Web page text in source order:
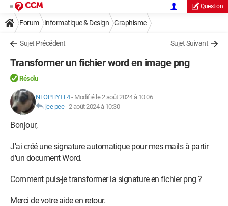
Question
Forum Informatique & Design Graphisme
Sujet Précédent Sujet Suivant
Transformer un fichier word en image png
Résolu
NEOPHYTE4- Modifié le 2 août 2024 à 10:06
jee pee-2 août 2024 à 10:30
Bonjour,
J'ai créé une signature automatique pour mes mails à partir
d'un document Word.
Comment puis-je transformer la signature en fichier png ?
Merci de votre aide en retour.